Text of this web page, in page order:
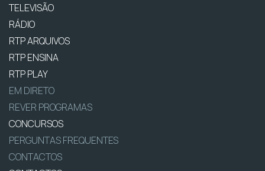
TELEVISÃO
RÁDIO
RTP ARQUIVOS
RTP ENSINA
RTP PLAY
EM DIRETO
REVER PROGRAMAS
CONCURSOS
PERGUNTAS FREQUENTES
CONTACTOS